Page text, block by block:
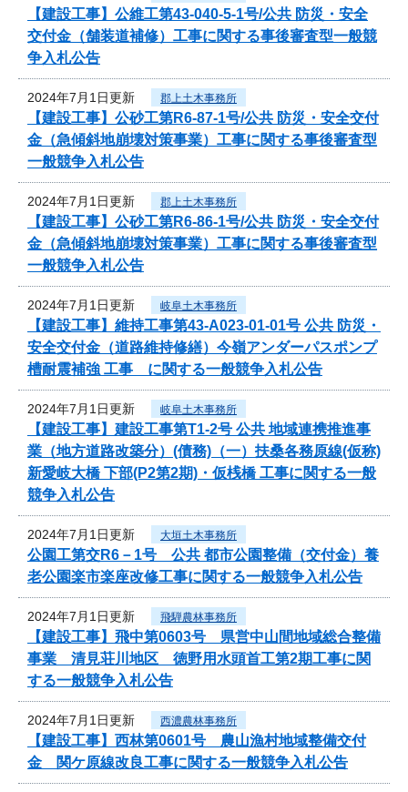
【建設工事】公維工第43-040-5-1号/公共 防災・安全
交付金（舗装道補修）工事に関する事後審査型一般競
争入札公告
2024年7月1日更新 郡上土木事務所
【建設工事】公砂工第R6-87-1号/公共 防災・安全交付
金（急傾斜地崩壊対策事業）工事に関する事後審査型
一般競争入札公告
2024年7月1日更新 郡上土木事務所
【建設工事】公砂工第R6-86-1号/公共 防災・安全交付
金（急傾斜地崩壊対策事業）工事に関する事後審査型
一般競争入札公告
2024年7月1日更新 岐阜土木事務所
【建設工事】維持工事第43-A023-01-01号 公共 防災・
安全交付金（道路維持修繕）今嶺アンダーパスポンプ
槽耐震補強 工事 に関する一般競争入札公告
2024年7月1日更新 岐阜土木事務所
【建設工事】建設工事第T1-2号 公共 地域連携推進事
業（地方道路改築分）(債務)（一）扶桑各務原線(仮称)
新愛岐大橋 下部(P2第2期)・仮桟橋 工事に関する一般
競争入札公告
2024年7月1日更新 大垣土木事務所
公園工第交R6－1号 公共 都市公園整備（交付金）養
老公園楽市楽座改修工事に関する一般競争入札公告
2024年7月1日更新 飛騨農林事務所
【建設工事】飛中第0603号 県営中山間地域総合整備
事業 清見荘川地区 徳野用水頭首工第2期工事に関
する一般競争入札公告
2024年7月1日更新 西濃農林事務所
【建設工事】西林第0601号 農山漁村地域整備交付
金 関ケ原線改良工事に関する一般競争入札公告